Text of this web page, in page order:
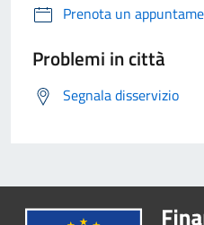
Prenota un
Problemi in città
Segnala disservizio